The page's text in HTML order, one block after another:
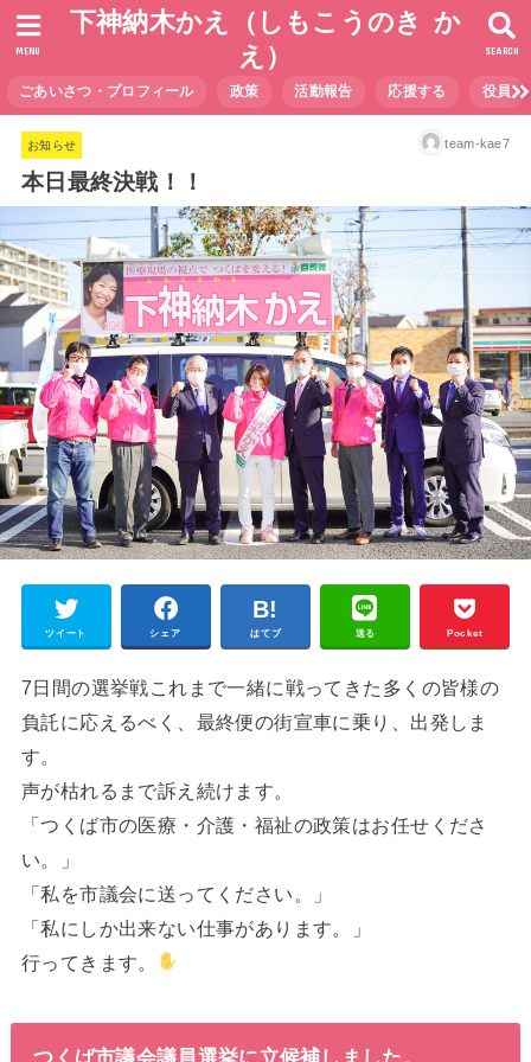
下神納木かえ（しもこうのき か
え）
SEARCH
MENU
ごあいさつ・プロフィール 政策 活動報告 応援する 役員
お知らせ team-kae7
本日最終決戦！！
ツイート シェア はてブ 送る Pocket
7日間の選挙戦これまで一緒に戦ってきた多くの皆様の
負託に応えるべく、最終便の街宣車に乗り、出発しま
す。
声が枯れるまで訴え続けます。
「つくば市の医療・介護・福祉の政策はお任せくださ
い。」
「私を市議会に送ってください。」
「私にしか出来ない仕事があります。」
行ってきます。